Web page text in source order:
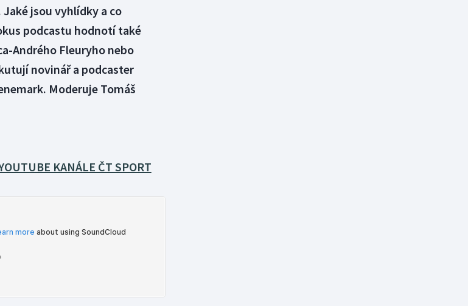
jsou vyhlídky a co
podcastu hodnotí také
Andrého Fleuryho nebo
novinář a podcaster
Moderuje Tomáš
KANÁLE ČT SPORT